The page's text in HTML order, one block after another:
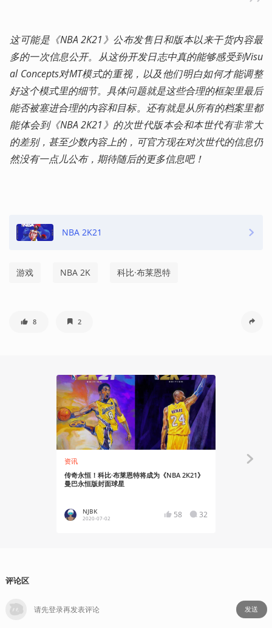
这可能是《NBA 2K21》公布发售日和版本以来干货内容最
多的一次信息公开。从这份开发日志中真的能够感受到Visu
al Concepts对MT模式的重视，以及他们明白如何才能调整
好这个模式里的细节。具体问题就是这些合理的框架里最后
能否被塞进合理的内容和目标。还有就是从所有的档案里都
能体会到《NBA 2K21》的次世代版本会和本世代有非常大
的差别，甚至少数内容上的，可官方现在对次世代的信息仍
然没有一点儿公布，期待随后的更多信息吧！
NBA 2K21
游戏 NBA 2K 科比·布莱恩特
8 2
资讯
传奇永恒！科比·布莱恩特将成为《NBA 2K21》
曼巴永恒版封面球星
NJBK
2020-07-02 58 32
有感而发
评论区
发送